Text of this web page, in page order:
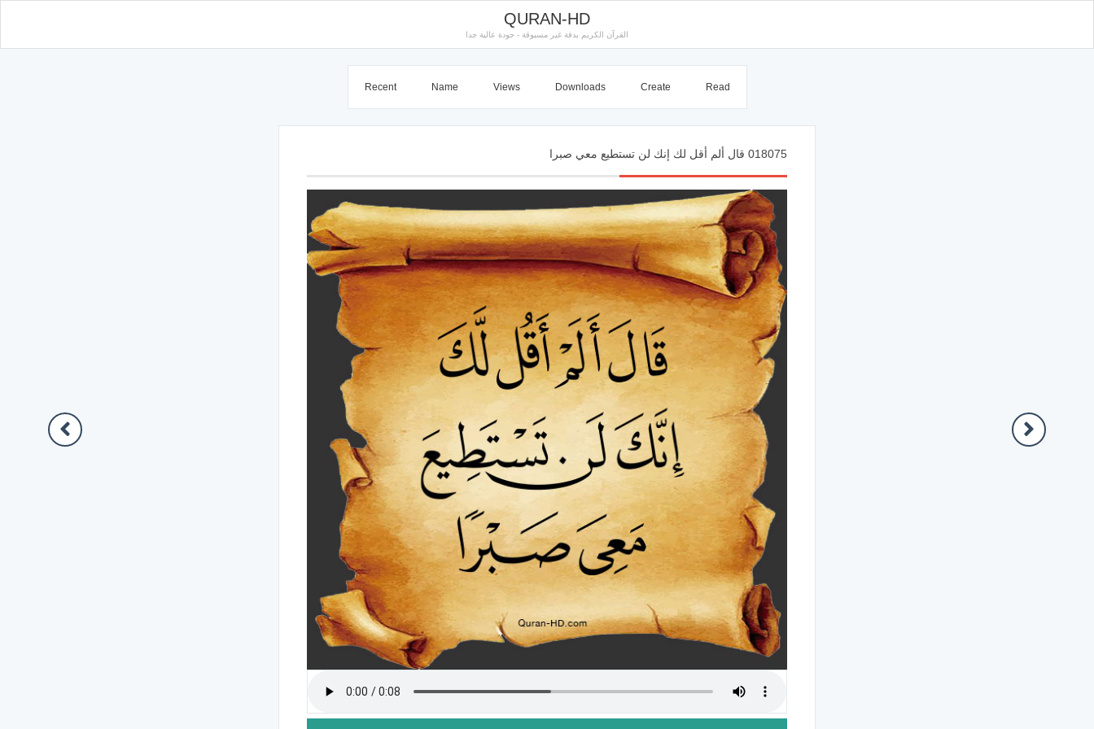
QURAN-HD
القرآن الكريم بدقة غير مسبوقة - جودة عالية جدا
Recent Name Views Downloads Create Read
018075 قال ألم أقل لك إنك لن تستطيع معي صبرا